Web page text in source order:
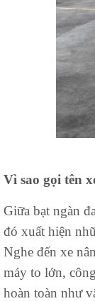
Vì sao gọi tên
Giữa bạt ngàn
đó xuất hiện
Nghe đến xe
máy to lớn,
hoàn toàn như